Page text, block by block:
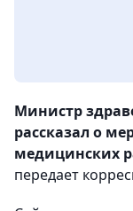
Министр
рассказал о
медицинских
передает